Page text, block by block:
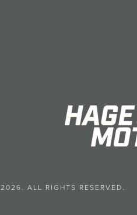
2026. ALL RIGHTS RESERVED.